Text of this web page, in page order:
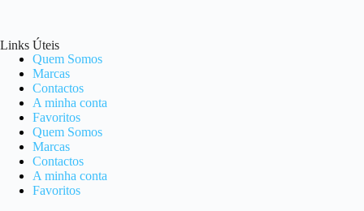
Links Úteis
Quem Somos
Marcas
Contactos
A minha conta
Favoritos
Quem Somos
Marcas
Contactos
A minha conta
Favoritos